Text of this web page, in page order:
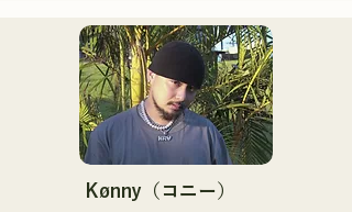
└大学卒業後、メンバーは
それぞれ就職するが、解散
はせず活動を継続。
└福岡を中間地点として集
まり、練習やライブを行
う。
ージック）を活用し、遠隔
タイトル曲「ONLY ONE」
が、785作品の応募の中か
ら優秀賞に選出された。
また2025年に開催された
MERGENZA JAPAN 2025に
てドイツ大使館賞を受賞し
東京で行われたドイツフェ
イブ、TikTok配信、イベン
トなどに出演しながら活動
しています！
幼少期から音楽が好きで
高校に入ってから人前で歌
を歌うようになり歌手にな
Kønny（コニー）